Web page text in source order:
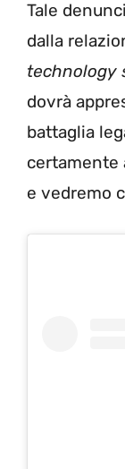
Tale
dalla
technology
dovrà
battaglia
certamente
e vedremo